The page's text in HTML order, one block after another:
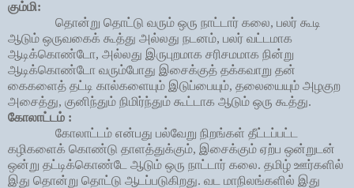
கும்மி:
தொன்று தொட்டு வரும் ஒரு நாட்டார் கலை, பலர் கூடி
ஆடும் ஒருவகைக் கூத்து அல்லது நடனம், பலர் வட்டமாக
ஆடிக்கொண்டோ, அல்லது இருபுறமாக சரிசமமாக நின்று
ஆடிக்கொண்டோ வரும்போது இசைக்குத் தக்கவாறு தன்
கைகளைத் தட்டி கால்களையும் இடுப்பையும், தலையையும் அழகுற
அசைத்து, குனிந்தும் நிமிர்ந்தும் கூட்டாக ஆடும் ஒரு கூத்து.
கோலாட்டம் :
கோலாட்டம் என்பது பல்வேறு நிறங்கள் தீட்டப்பட்ட
கழிகளைக் கொண்டு தாளத்துக்கும், இசைக்கும் ஏற்ப ஒன்றுடன்
ஒன்று தட்டிக்கொண்டே ஆடும் ஒரு நாட்டார் கலை. தமிழ் ஊர்களில்
இது தொன்று தொட்டு ஆடப்படுகிறது. வட மாநிலங்களில் இது